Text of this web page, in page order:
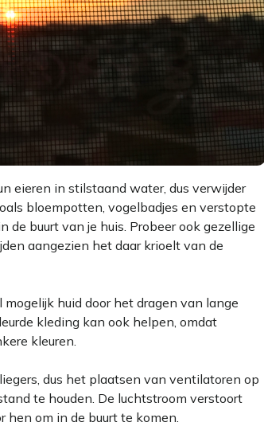
eieren in stilstaand water, dus verwijder
bloempotten, vogelbadjes en verstopte
buurt van je huis. Probeer ook gezellige
aangezien het daar krioelt van de
mogelijk huid door het dragen van lange
kleding kan ook helpen, omdat
kleuren.
dus het plaatsen van ventilatoren op
te houden. De luchtstroom verstoort
om in de buurt te komen.